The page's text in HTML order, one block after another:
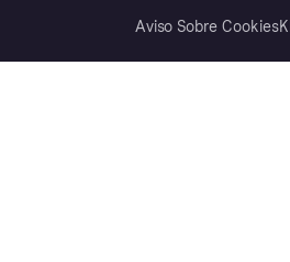
Aviso Sobre Cookies